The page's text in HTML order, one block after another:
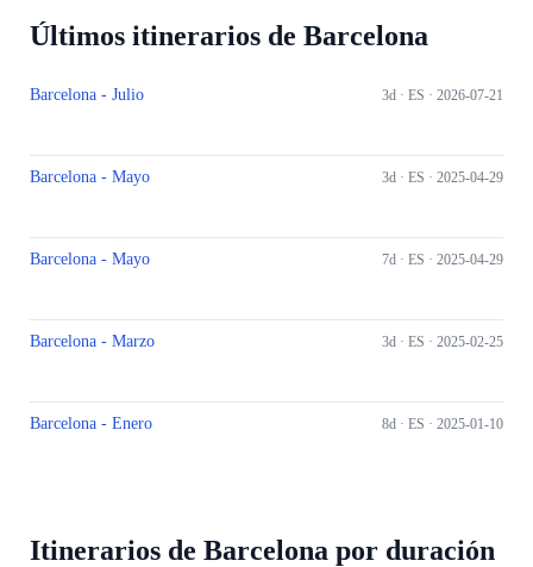
Últimos itinerarios de Barcelona
Barcelona - Julio 3d · ES · 2026-07-21
Barcelona - Mayo 3d · ES · 2025-04-29
Barcelona - Mayo 7d · ES · 2025-04-29
Barcelona - Marzo 3d · ES · 2025-02-25
Barcelona - Enero 8d · ES · 2025-01-10
Itinerarios de Barcelona por duración